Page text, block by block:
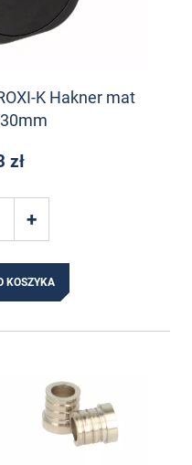
K Hakner mat
zł
KOSZYKA